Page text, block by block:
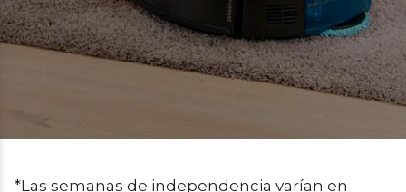
*Las semanas de independencia varían en